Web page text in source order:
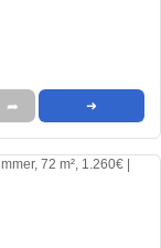
➦ ➜